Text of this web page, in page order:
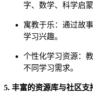
字、数学、科学启蒙
寓教于乐：通过故
学习兴趣。
个性化学习资源：
不同学习需求。
5. 丰富的资源库与社区支